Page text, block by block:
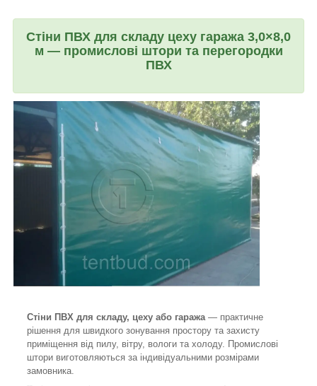
Стіни ПВХ для складу цеху гаража 3,0×8,0
м — промислові штори та перегородки
ПВХ
Стіни ПВХ для складу, цеху або гаража — практичне
рішення для швидкого зонування простору та захисту
приміщення від пилу, вітру, вологи та холоду. Промислові
штори виготовляються за індивідуальними розмірами
замовника.